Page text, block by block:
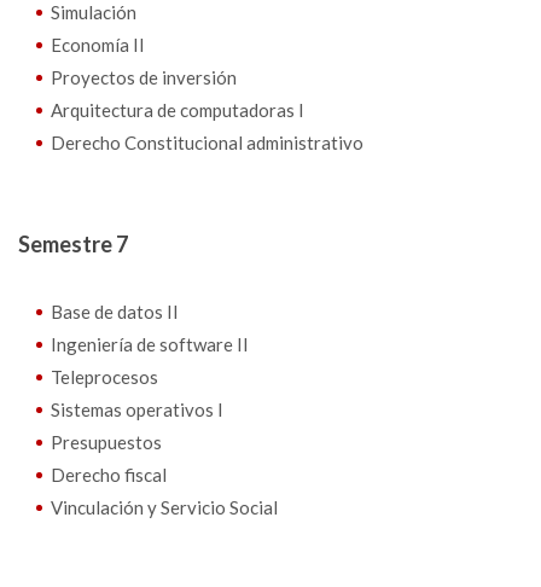
Simulación
Economía II
Proyectos de inversión
Arquitectura de computadoras I
Derecho Constitucional administrativo
Semestre 7
Base de datos II
Ingeniería de software II
Teleprocesos
Sistemas operativos I
Presupuestos
Derecho fiscal
Vinculación y Servicio Social